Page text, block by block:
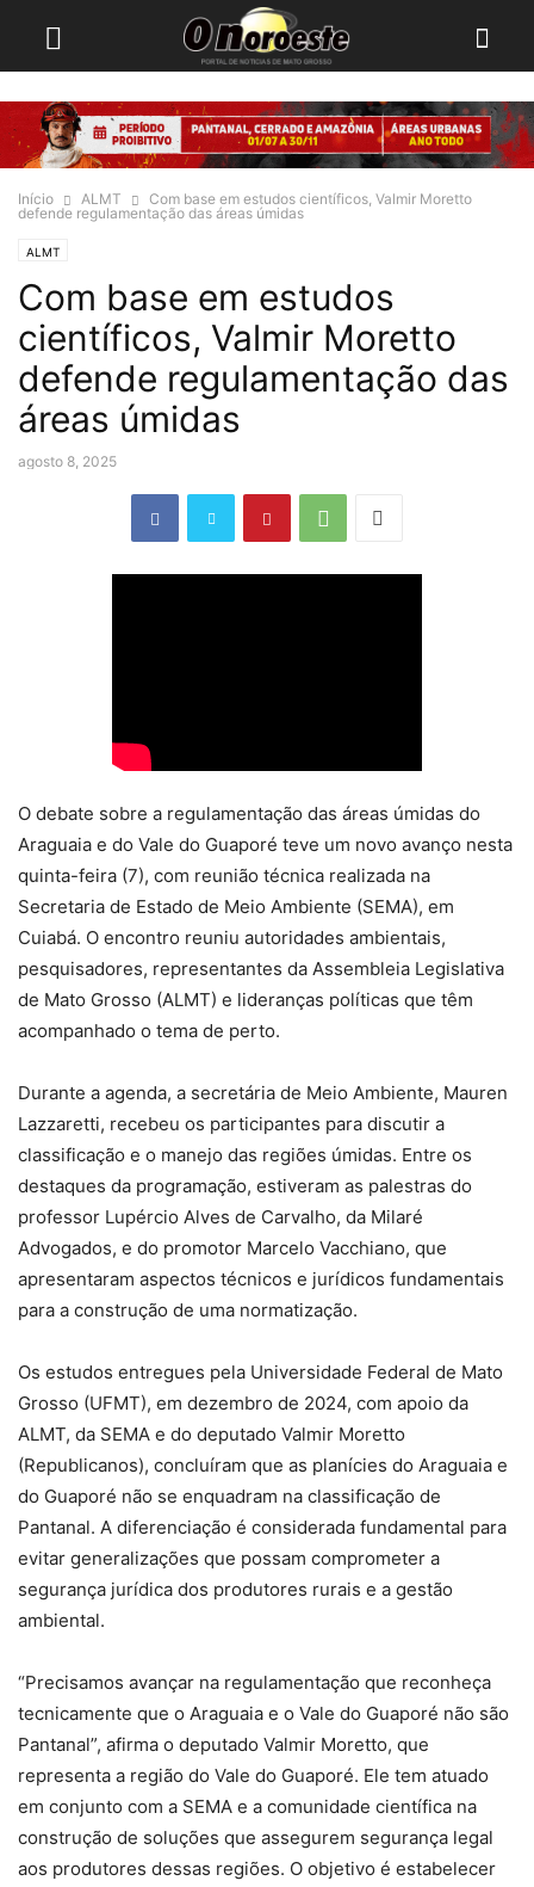
Início ALMT
Com base em estudos científicos, Valmir Moretto
defende regulamentação das áreas úmidas
ALMT
Com base em estudos
científicos, Valmir Moretto
defende regulamentação das
áreas úmidas
agosto 8, 2025
O debate sobre a regulamentação das áreas úmidas do
Araguaia e do Vale do Guaporé teve um novo avanço nesta
quinta-feira (7), com reunião técnica realizada na
Secretaria de Estado de Meio Ambiente (SEMA), em
Cuiabá. O encontro reuniu autoridades ambientais,
pesquisadores, representantes da Assembleia Legislativa
de Mato Grosso (ALMT) e lideranças políticas que têm
acompanhado o tema de perto.
Durante a agenda, a secretária de Meio Ambiente, Mauren
Lazzaretti, recebeu os participantes para discutir a
classificação e o manejo das regiões úmidas. Entre os
destaques da programação, estiveram as palestras do
professor Lupércio Alves de Carvalho, da Milaré
Advogados, e do promotor Marcelo Vacchiano, que
apresentaram aspectos técnicos e jurídicos fundamentais
para a construção de uma normatização.
Os estudos entregues pela Universidade Federal de Mato
Grosso (UFMT), em dezembro de 2024, com apoio da
ALMT, da SEMA e do deputado Valmir Moretto
(Republicanos), concluíram que as planícies do Araguaia e
do Guaporé não se enquadram na classificação de
Pantanal. A diferenciação é considerada fundamental para
evitar generalizações que possam comprometer a
segurança jurídica dos produtores rurais e a gestão
ambiental.
“Precisamos avançar na regulamentação que reconheça
tecnicamente que o Araguaia e o Vale do Guaporé não são
Pantanal”, afirma o deputado Valmir Moretto, que
representa a região do Vale do Guaporé. Ele tem atuado
em conjunto com a SEMA e a comunidade científica na
construção de soluções que assegurem segurança legal
aos produtores dessas regiões. O objetivo é estabelecer